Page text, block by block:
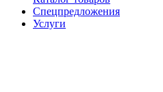
Спецпредложения
Услуги